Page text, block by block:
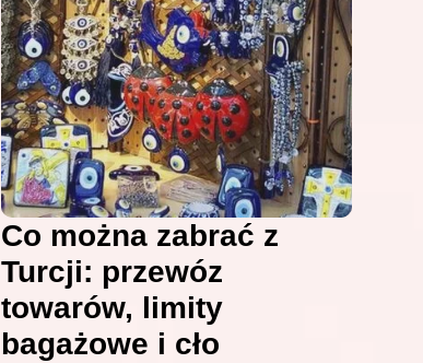
Co można zabrać z
Turcji: przewóz
towarów, limity
bagażowe i cło